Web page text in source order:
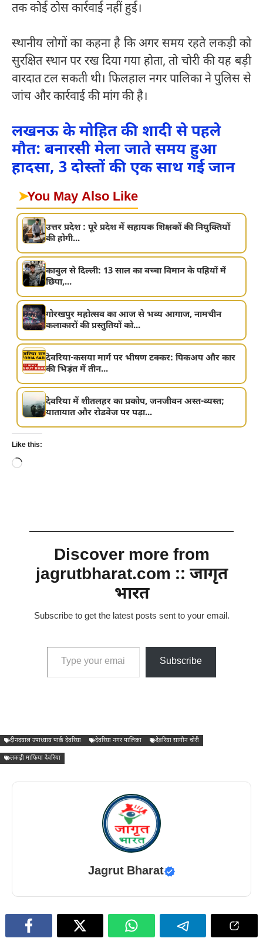
तक कोई ठोस कार्रवाई नहीं हुई।
स्थानीय लोगों का कहना है कि अगर समय रहते लकड़ी को
सुरक्षित स्थान पर रख दिया गया होता, तो चोरी की यह बड़ी
वारदात टल सकती थी। फिलहाल नगर पालिका ने पुलिस से
जांच और कार्रवाई की मांग की है।
लखनऊ के मोहित की शादी से पहले
मौत: बनारसी मेला जाते समय हुआ
हादसा, 3 दोस्तों की एक साथ गई जान
➤You May Also Like
उत्तर प्रदेश : पूरे प्रदेश में सहायक शिक्षकों की नियुक्तियों
की होगी...
काबुल से दिल्ली: 13 साल का बच्चा विमान के पहियों में
छिपा,...
गोरखपुर महोत्सव का आज से भव्य आगाज, नामचीन
कलाकारों की प्रस्तुतियों को...
देवरिया-कसया मार्ग पर भीषण टक्कर: पिकअप और कार
की भिड़ंत में तीन...
देवरिया में शीतलहर का प्रकोप, जनजीवन अस्त-व्यस्त;
यातायात और रोडवेज पर पड़ा...
Like this:
Loading…
Discover more from
jagrutbharat.com :: जागृत
भारत
Subscribe to get the latest posts sent to your email.
Type your email…
Subscribe
दीनदयाल उपाध्याय पार्क देवरिया देवरिया नगर पालिका देवरिया सागौन चोरी
लकड़ी माफिया देवरिया
Jagrut Bharat